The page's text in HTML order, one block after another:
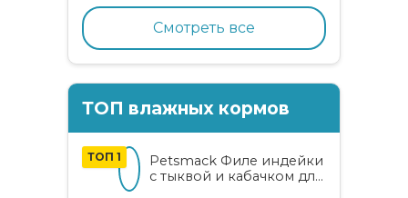
рыбой, коноплей и алоэ
вера
Смотреть все
ТОП влажных кормов
ТОП 1
Petsmack Филе индейки
с тыквой и кабачком для